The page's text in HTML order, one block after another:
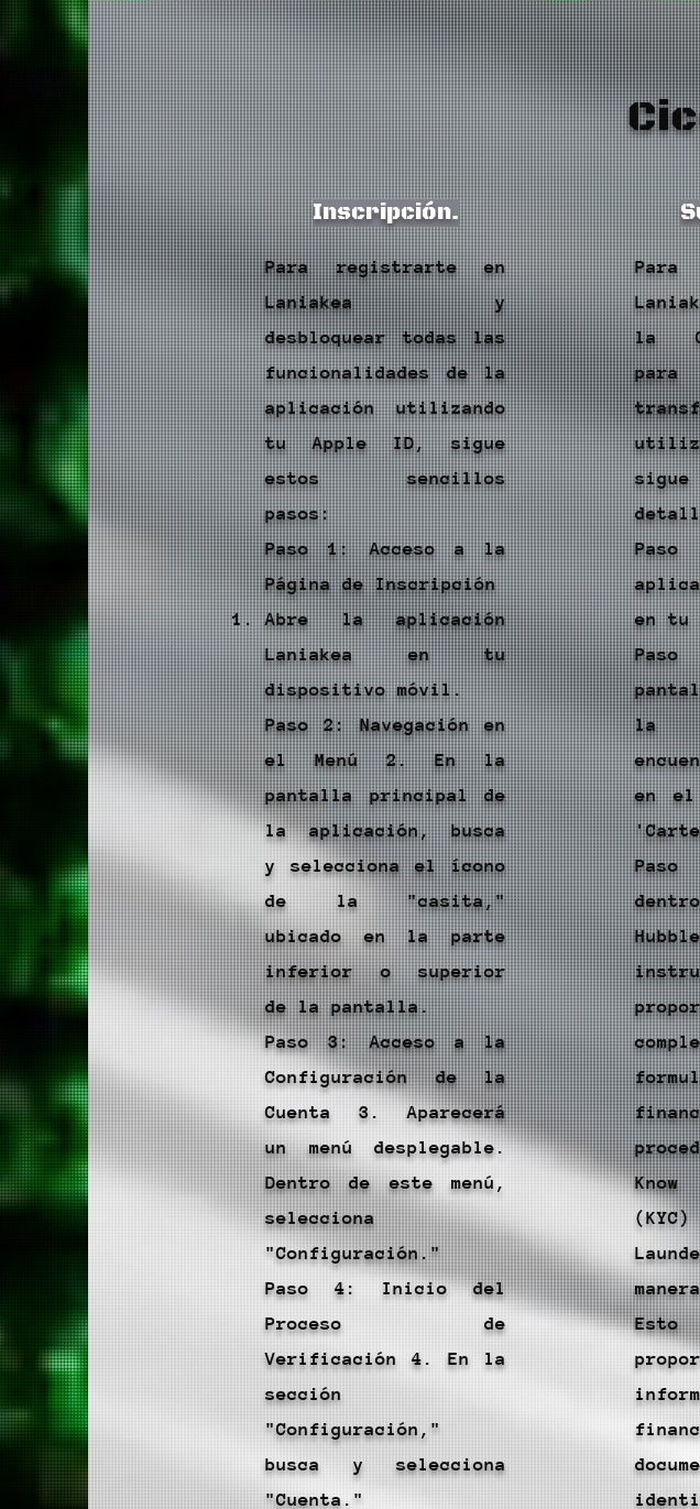
Inscripción.
Para registrarte en
Laniakea y
desbloquear todas las
funcionalidades de la
aplicación utilizando
tu Apple ID, sigue
estos sencillos
pasos:
Paso 1: Acceso a la
Página de Inscripción
Abre la aplicación
Laniakea en tu
dispositivo móvil.
Paso 2: Navegación en
el Menú 2. En la
pantalla principal de
la aplicación, busca
y selecciona el ícono
de la "casita,"
ubicado en la parte
inferior o superior
de la pantalla.
Paso 3: Acceso a la
Configuración de la
Cuenta 3. Aparecerá
un menú desplegable.
Dentro de este menú,
selecciona
"Configuración."
Paso 4: Inicio del
Proceso de
Verificación 4. En la
sección
"Configuración,"
busca y selecciona
"Cuenta."
la
en tu
la
en el